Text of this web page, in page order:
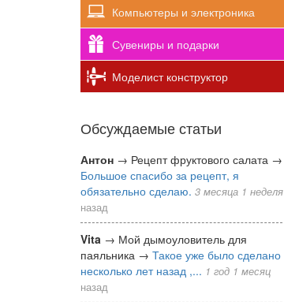
Компьютеры и электроника
Сувениры и подарки
Моделист конструктор
Обсуждаемые статьи
Антон → Рецепт фруктового салата →
Большое спасибо за рецепт, я
обязательно сделаю. 3 месяца 1 неделя
назад
Vita → Мой дымоуловитель для
паяльника → Такое уже было сделано
несколько лет назад ,... 1 год 1 месяц
назад